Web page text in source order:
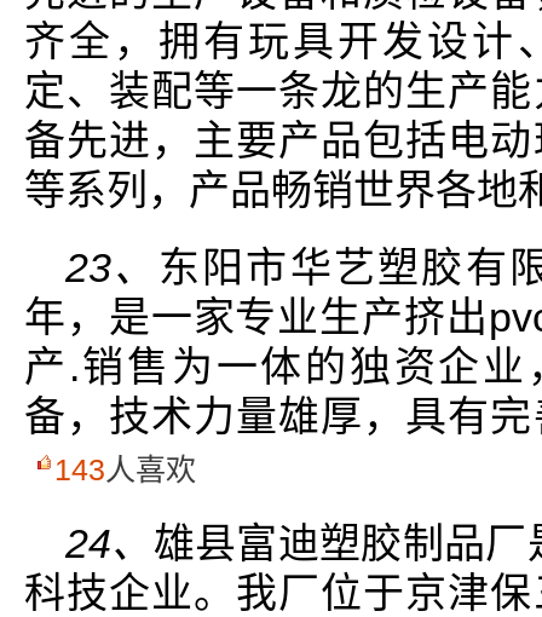
齐全，拥有玩具开发设计
定、装配等一条龙的生产
备先进，主要产品包括电
等系列，产品畅销世界各地
23、 东阳市华艺塑胶有
年，是一家专业生产挤出
产.销售为一体的独资企
备，技术力量雄厚，具有
143人喜欢
24、 雄县富迪塑胶制品
科技企业。我厂位于京津